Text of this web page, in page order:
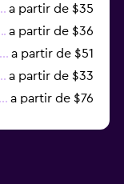
a partir de $35
a partir de $36
a partir de $51
a partir de $33
a partir de $76